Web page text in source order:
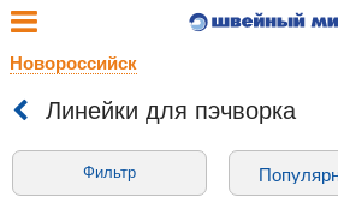
Новороссийск
Линейки для пэчворка
Фильтр